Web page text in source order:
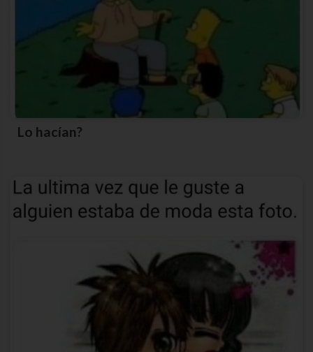
Lo hacían?